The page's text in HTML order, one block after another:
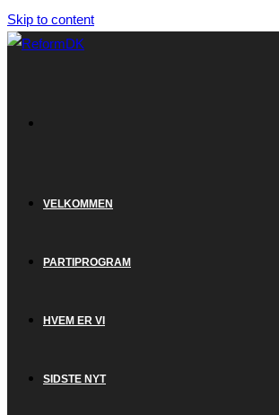
Skip to content
VELKOMMEN
PARTIPROGRAM
HVEM ER VI
SIDSTE NYT